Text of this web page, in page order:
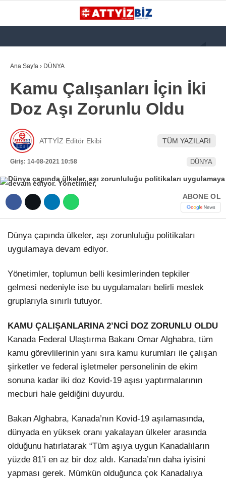
WhatsApp İhbar
Hattı
Facebook
Instagram
Youtube
TikTok
Dribbble
Telegram
KATEGORİLER
GÜNDEM
KPSS
ATT
PARAMEDİK (AABT)
STK
TERCİH ROBOTU
Ana Sayfa › DÜNYA
Kamu Çalışanları İçin İki
Doz Aşı Zorunlu Oldu
ATTYİZ Editör Ekibi TÜM YAZILARI
Giriş: 14-08-2021 10:58 DÜNYA
ABONE OL
Dünya çapında ülkeler, aşı zorunluluğu politikaları
uygulamaya devam ediyor.
Yönetimler, toplumun belli kesimlerinden tepkiler
gelmesi nedeniyle ise bu uygulamaları belirli meslek
gruplarıyla sınırlı tutuyor.
KAMU ÇALIŞANLARINA 2’NCİ DOZ ZORUNLU OLDU
Kanada Federal Ulaştırma Bakanı Omar Alghabra, tüm
kamu görevlilerinin yanı sıra kamu kurumları ile çalışan
şirketler ve federal işletmeler personelinin de ekim
sonuna kadar iki doz Kovid-19 aşısı yaptırmalarının
mecburi hale geldiğini duyurdu.
Bakan Alghabra, Kanada’nın Kovid-19 aşılamasında,
dünyada en yüksek oranı yakalayan ülkeler arasında
olduğunu hatırlatarak “Tüm aşıya uygun Kanadalıların
yüzde 81’i en az bir doz aldı. Kanada’nın daha iyisini
yapması gerek. Mümkün olduğunca çok Kanadalıya